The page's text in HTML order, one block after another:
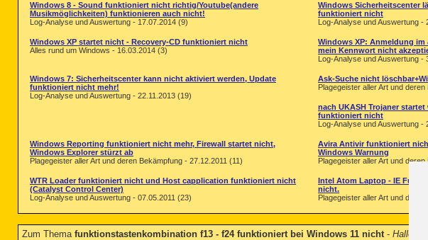
Windows 8 - Sound funktioniert nicht richtig/Youtube(andere
Musikmöglichkeiten) funktionieren auch nicht!
Log-Analyse und Auswertung - 17.07.2014 (9)
Windows Sicherheitscenter
funktioniert nicht
Log-Analyse und Auswertung -
Windows XP startet nicht - Recovery-CD funktioniert nicht
Alles rund um Windows - 16.03.2014 (3)
Windows XP: Anmeldung
mein Kennwort nicht
Log-Analyse und Auswertung -
Windows 7: Sicherheitscenter kann nicht aktiviert werden, Update
funktioniert nicht mehr!
Log-Analyse und Auswertung - 22.11.2013 (19)
Ask-Suche nicht
Plagegeister aller Art und
nach UKASH Trojaner
funktioniert nicht
Log-Analyse und Auswertung -
Windows Reporting funktioniert nicht mehr, Firewall startet nicht,
Windows Explorer stürzt ab
Plagegeister aller Art und deren Bekämpfung - 27.12.2011 (11)
Avira Antivir funktioniert
Windows Warnung
Plagegeister aller Art und
WTR Loader funktioniert nicht und Host capplication funktioniert nicht
(Catalyst Control Center)
Log-Analyse und Auswertung - 07.05.2011 (23)
Intel Atom Laptop - IE
nicht.
Plagegeister aller Art und deren
Zum Thema funktionstastenkombination f13 - f24 funktioniert bei Windows 11 nicht- Hallo